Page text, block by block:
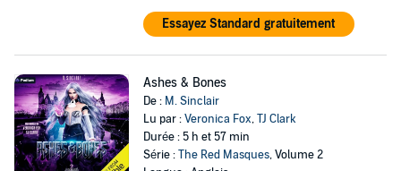
Essayez Standard gratuitement
Ashes & Bones
De : M. Sinclair
Lu par :Veronica Fox,TJ Clark
Durée : 5 h et 57 min
Série :The Red Masques, Volume 2